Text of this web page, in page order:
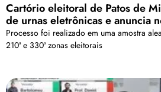
Cartório eleitoral de Patos de
de urnas eletrônicas e anuncia
Processo foi realizado em uma amostra
210ª e 330ª zonas eleitorais